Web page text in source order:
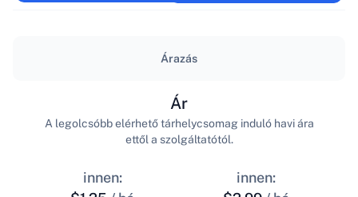
Árazás
innen:
Ár
A legolcsóbb elérhető tárhelycsomag induló havi ára
ettől a szolgáltatótól.
innen: